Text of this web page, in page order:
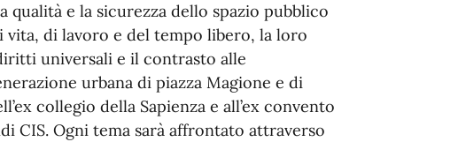
e la sicurezza dello spazio pubblico
vita, di lavoro e del tempo libero, la loro
universali e il contrasto alle
urbana di piazza Magione e di
collegio della Sapienza e all’ex convento
CIS. Ogni tema sarà affrontato attraverso